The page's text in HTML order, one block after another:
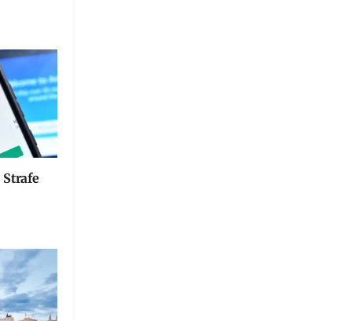
Strafe